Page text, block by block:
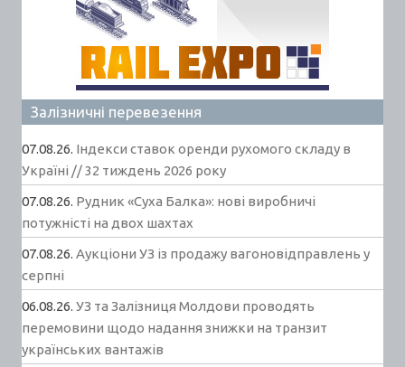
Залізничні перевезення
07.08.26. Індекси ставок оренди рухомого складу в
Україні // 32 тиждень 2026 року
07.08.26. Рудник «Суха Балка»: нові виробничі
потужністі на двох шахтах
07.08.26. Аукціони УЗ із продажу вагоновідправлень у
серпні
06.08.26. УЗ та Залізниця Молдови проводять
перемовини щодо надання знижки на транзит
українських вантажів